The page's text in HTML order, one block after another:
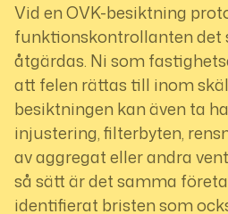
Vid en OVK-besiktning
funktionskontrollanten det
åtgärdas. Ni som
att felen rättas till inom
besiktningen kan även ta
injustering, filterbyten,
av aggregat eller andra
så sätt är det samma
identifierat bristen som